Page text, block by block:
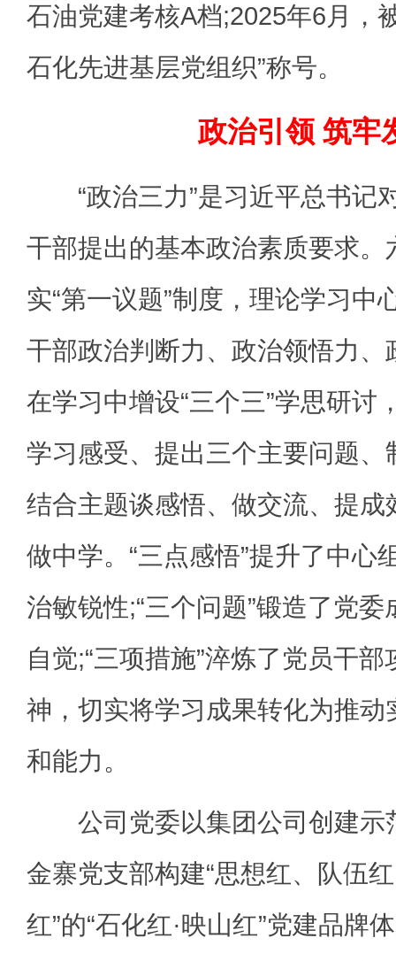
石油党建考核A档;2025年6月，
石化先进基层党组织”称号。
政治引领 筑牢
“政治三力”是习近平总书记
干部提出的基本政治素质要求。
实“第一议题”制度，理论学习中
干部政治判断力、政治领悟力、
在学习中增设“三个三”学思研讨
学习感受、提出三个主要问题
结合主题谈感悟、做交流、提成
做中学。“三点感悟”提升了中心
治敏锐性;“三个问题”锻造了党
自觉;“三项措施”淬炼了党员干
神，切实将学习成果转化为推动
和能力。
公司党委以集团公司创建示
金寨党支部构建“思想红、队伍
红”的“石化红·映山红”党建品牌